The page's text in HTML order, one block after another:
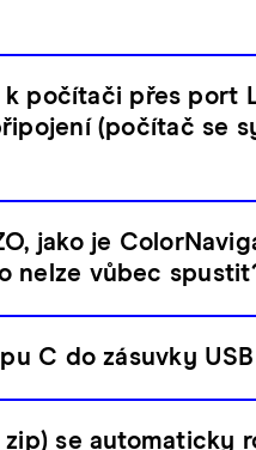
počítači přes port
(počítač se
jako je
nelze vůbec
C do zásuvky
se automaticky